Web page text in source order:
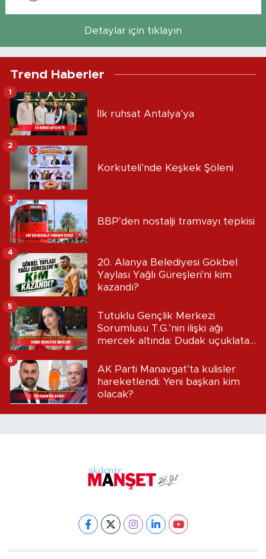
Detaylar için tıklayın
Trend Haberler
İlk ruhsat Antalya’ya
1
Korkuteli’nde Keşkek Şöleni
2
BBP’den nostalji tramvayı tepkisi
3
20. Alanya Belediyesi Gökbel
Yaylası Yağlı Güreşleri'ni kim
kazandı?
4
Tutuklu Gençlik Merkezi
Sorumlusu T.G.’nin ilişki ağı
mercek altında: Dudak uçuklatan
5
AK Parti Manavgat’ta kulisler
hareketlendi: Yeni başkan kim
olacak?
6